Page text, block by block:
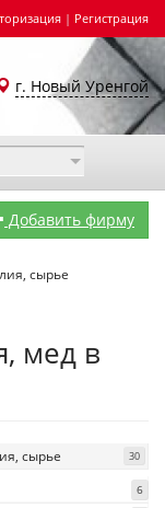
| Регистрация
г. Новый Уренгой
Добавить фирму
сырье
мед в
сырье 30
6